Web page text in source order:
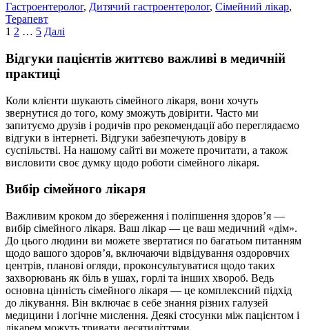
Гастроентеролог, Дитячий гастроентеролог, Сімейний лікар,
Терапевт
Пагінація
записів
1 2 … 5 Далі
Відгуки пацієнтів життєво важливі в медичній
практиці
Коли клієнти шукають сімейного лікаря, вони хочуть
звернутися до того, кому зможуть довірити. Часто ми
запитуємо друзів і родичів про рекомендації або переглядаємо
відгуки в інтернеті. Відгуки забезпечують довіру в
суспільстві. На нашому сайті ви можете прочитати, а також
висловити своє думку щодо роботи сімейного лікаря.
Вибір сімейного лікаря
Важливим кроком до збереження і поліпшення здоров’я —
вибір сімейного лікаря. Ваш лікар — це ваш медичний «дім».
До цього людини ви можете звертатися по багатьом питанням
щодо вашого здоров’я, включаючи відвідування оздоровчих
центрів, планові огляди, проконсультуватися щодо таких
захворювань як біль в ушах, горлі та інших хвороб. Ведь
основна цінність сімейного лікаря — це комплексний підхід
до лікування. Він включає в себе знання різних галузей
медицини і логічне мислення. Деякі стосунки між пацієнтом і